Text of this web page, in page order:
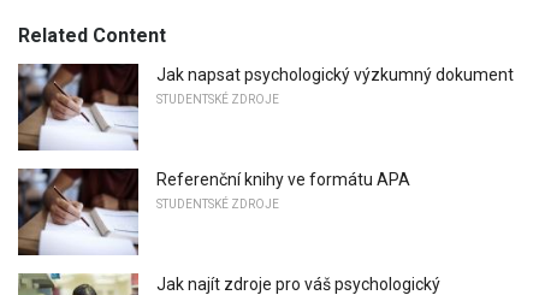
Related Content
Jak napsat psychologický výzkumný dokument
STUDENTSKÉ ZDROJE
Referenční knihy ve formátu APA
STUDENTSKÉ ZDROJE
Jak najít zdroje pro váš psychologický